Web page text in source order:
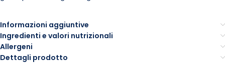
Informazioni aggiuntive
Ingredienti e valori nutrizionali
Allergeni
Dettagli prodotto